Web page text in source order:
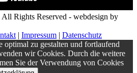
Rights Reserved - webdesign by
| Impressum | Datenschutz
optimal zu gestalten und fortlaufend
wir Cookies. Durch die weitere
Sie der Verwendung von Cookies